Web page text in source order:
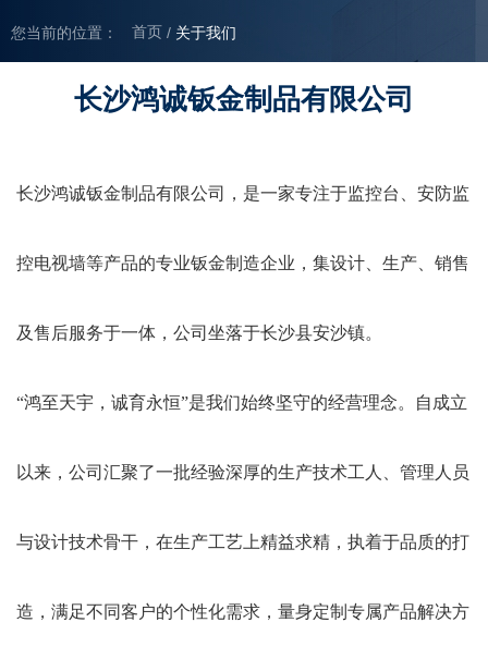
您当前的位置： 首页/ 关于我们
长沙鸿诚钣金制品有限公司
长沙鸿诚钣金制品有限公司，是一家专注于监控台、安防监
控电视墙等产品的专业钣金制造企业，集设计、生产、销售
及售后服务于一体，公司坐落于长沙县安沙镇。
“鸿至天宇，诚育永恒”是我们始终坚守的经营理念。自成立
以来，公司汇聚了一批经验深厚的生产技术工人、管理人员
与设计技术骨干，在生产工艺上精益求精，执着于品质的打
造，满足不同客户的个性化需求，量身定制专属产品解决方